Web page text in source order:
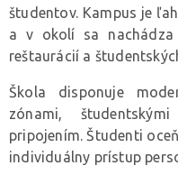
študentov. Kampus je
a v okolí sa nachádza
reštaurácií a
Škola disponuje
zónami,
pripojením. Študenti
individuálny prístup